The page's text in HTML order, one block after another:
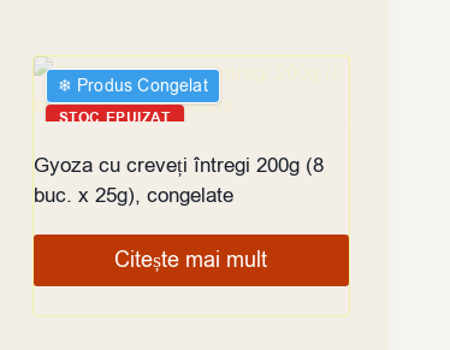
❄︎ Produs Congelat
STOC EPUIZAT
Gyoza cu creveți întregi 200g (8
buc. x 25g), congelate
Citește mai mult